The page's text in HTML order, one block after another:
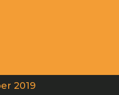
2019